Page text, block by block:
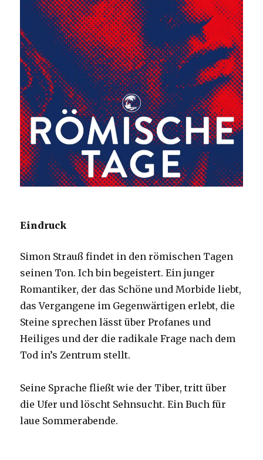
Eindruck
Simon Strauß findet in den römischen Tagen
seinen Ton. Ich bin begeistert. Ein junger
Romantiker, der das Schöne und Morbide liebt,
das Vergangene im Gegenwärtigen erlebt, die
Steine sprechen lässt über Profanes und
Heiliges und der die radikale Frage nach dem
Tod in’s Zentrum stellt.
Seine Sprache fließt wie der Tiber, tritt über
die Ufer und löscht Sehnsucht. Ein Buch für
laue Sommerabende.